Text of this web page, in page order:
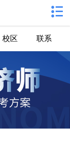
校区 联系